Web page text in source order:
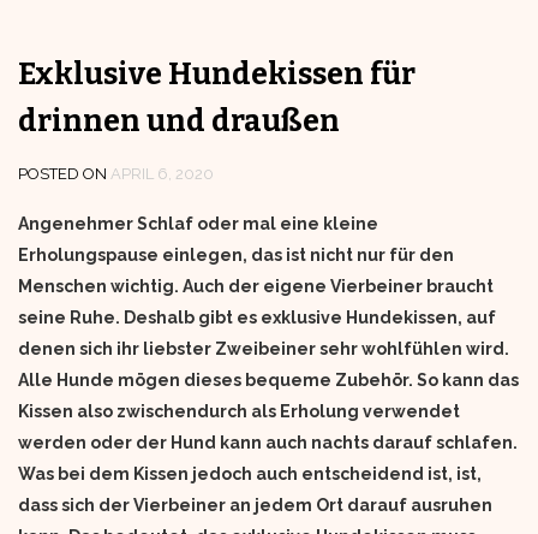
Exklusive Hundekissen für
drinnen und draußen
POSTED ON APRIL 6, 2020
Angenehmer Schlaf oder mal eine kleine
Erholungspause einlegen, das ist nicht nur für den
Menschen wichtig. Auch der eigene Vierbeiner braucht
seine Ruhe. Deshalb gibt es exklusive Hundekissen, auf
denen sich ihr liebster Zweibeiner sehr wohlfühlen wird.
Alle Hunde mögen dieses bequeme Zubehör. So kann das
Kissen also zwischendurch als Erholung verwendet
werden oder der Hund kann auch nachts darauf schlafen.
Was bei dem Kissen jedoch auch entscheidend ist, ist,
dass sich der Vierbeiner an jedem Ort darauf ausruhen